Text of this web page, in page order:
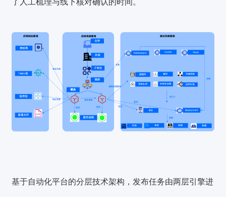
了人工梳理与线下核对确认的时间。
基于自动化平台的分层技术架构，发布任务由两层引擎进